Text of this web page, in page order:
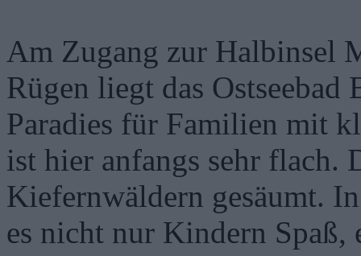
Am Zugang zur Halbinsel
Rügen liegt das Ostseebad
Paradies für Familien mit
ist hier anfangs sehr flach.
Kiefernwäldern gesäumt.
es nicht nur Kindern Spaß,